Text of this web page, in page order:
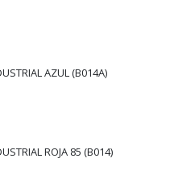
AZUL (B014A)
ROJA 85 (B014)